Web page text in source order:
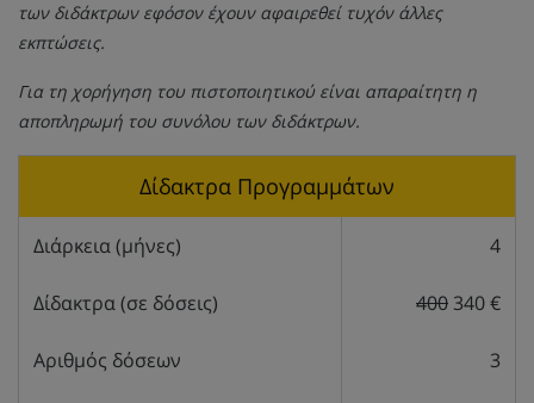
των διδάκτρων εφόσον έχουν αφαιρεθεί τυχόν άλλες
εκπτώσεις.
Για τη χορήγηση του πιστοποιητικού είναι απαραίτητη η
αποπληρωμή του συνόλου των διδάκτρων.
Δίδακτρα Προγραμμάτων
Διάρκεια (μήνες) 4
Δίδακτρα (σε δόσεις) 400 340 €
Αριθμός δόσεων 3